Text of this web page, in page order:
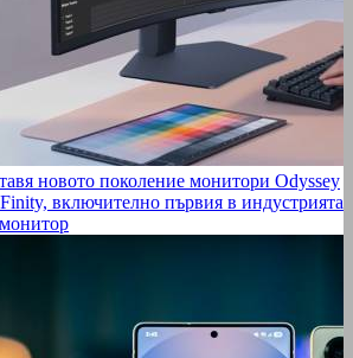
новото поколение монитори Odyssey
включително първия в индустрията